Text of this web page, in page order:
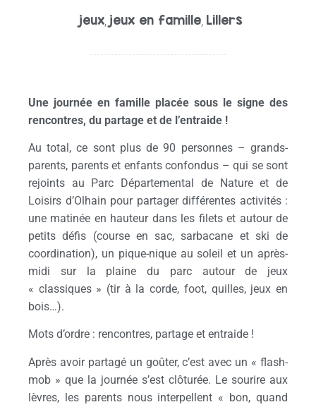
jeux jeux en famille Lillers
Une journée en famille placée sous le signe des
rencontres, du partage et de l’entraide !
Au total, ce sont plus de 90 personnes – grands-
parents, parents et enfants confondus – qui se sont
rejoints au Parc Départemental de Nature et de
Loisirs d’Olhain pour partager différentes activités :
une matinée en hauteur dans les filets et autour de
petits défis (course en sac, sarbacane et ski de
coordination), un pique-nique au soleil et un après-
midi sur la plaine du parc autour de jeux
« classiques » (tir à la corde, foot, quilles, jeux en
bois…).
Mots d’ordre : rencontres, partage et entraide !
Après avoir partagé un goûter, c’est avec un « flash-
mob » que la journée s’est clôturée. Le sourire aux
lèvres, les parents nous interpellent « bon, quand